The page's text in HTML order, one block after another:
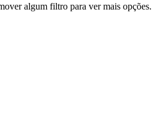
algum filtro para ver mais opções.